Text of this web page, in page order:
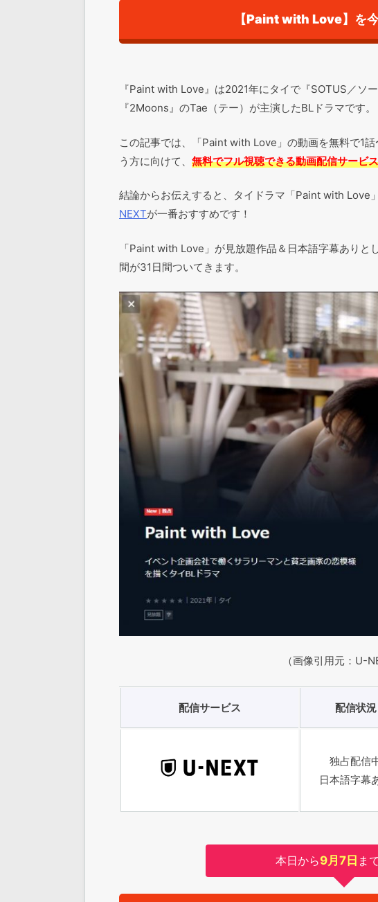
【Paint with Love】を
『Paint with Love』は2021年にタイで『SOTUS／ソ
『2Moons』のTae（テー）が主演したBLドラマです。
この記事では、「Paint with Love」の動画を無料で1
う方に向けて、 無料でフル視聴できる動画配信サービ
結論からお伝えすると、タイドラマ「Paint with Love
NEXTが一番おすすめです！
「Paint with Love」が見放題作品＆日本語字幕ありと
間が31日間ついてきます。
（画像引用元：U-
配信サービス 配信状況
独占配信
日本語字幕
本日から9月7日 ま